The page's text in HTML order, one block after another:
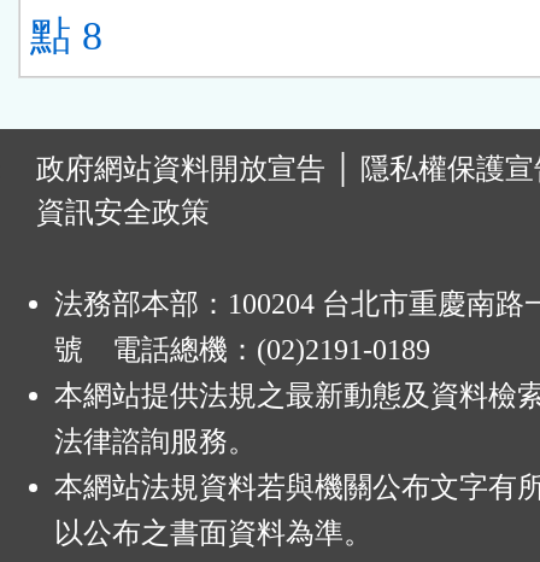
點 8
政府網站資料開放宣告
隱私權保護
資訊安全政策
法務部本部：100204 台北市重慶南路
號 電話總機：(02)2191-0189
本網站提供法規之最新動態及資料檢
法律諮詢服務。
本網站法規資料若與機關公布文字有
以公布之書面資料為準。